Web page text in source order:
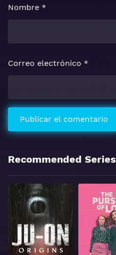
Nombre *
Correo electrónico *
Recommended Series